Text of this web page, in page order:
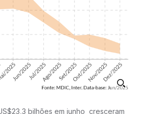
bilhões em junho cresceram